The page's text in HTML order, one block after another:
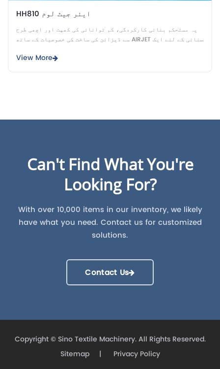
HH810 ایئر جیٹ لوم
یہ مستحکم بنائی کارکردگی، کم توانائی کی کھپت اور اچھی طرح
سے ڈیزائن کی ساخت کی خصوصیات کے ساتھ AIRJET بنائی کے لئے ایک
View More
Can't Find What You're
Looking For?
With over 10,000 items in our inventory, we likely
have what you need. Contact us for customized
solutions.
Contact Us
Copyright © Sino Textile Machinery.All Rights Reserved.
Sitemap| Privacy Policy